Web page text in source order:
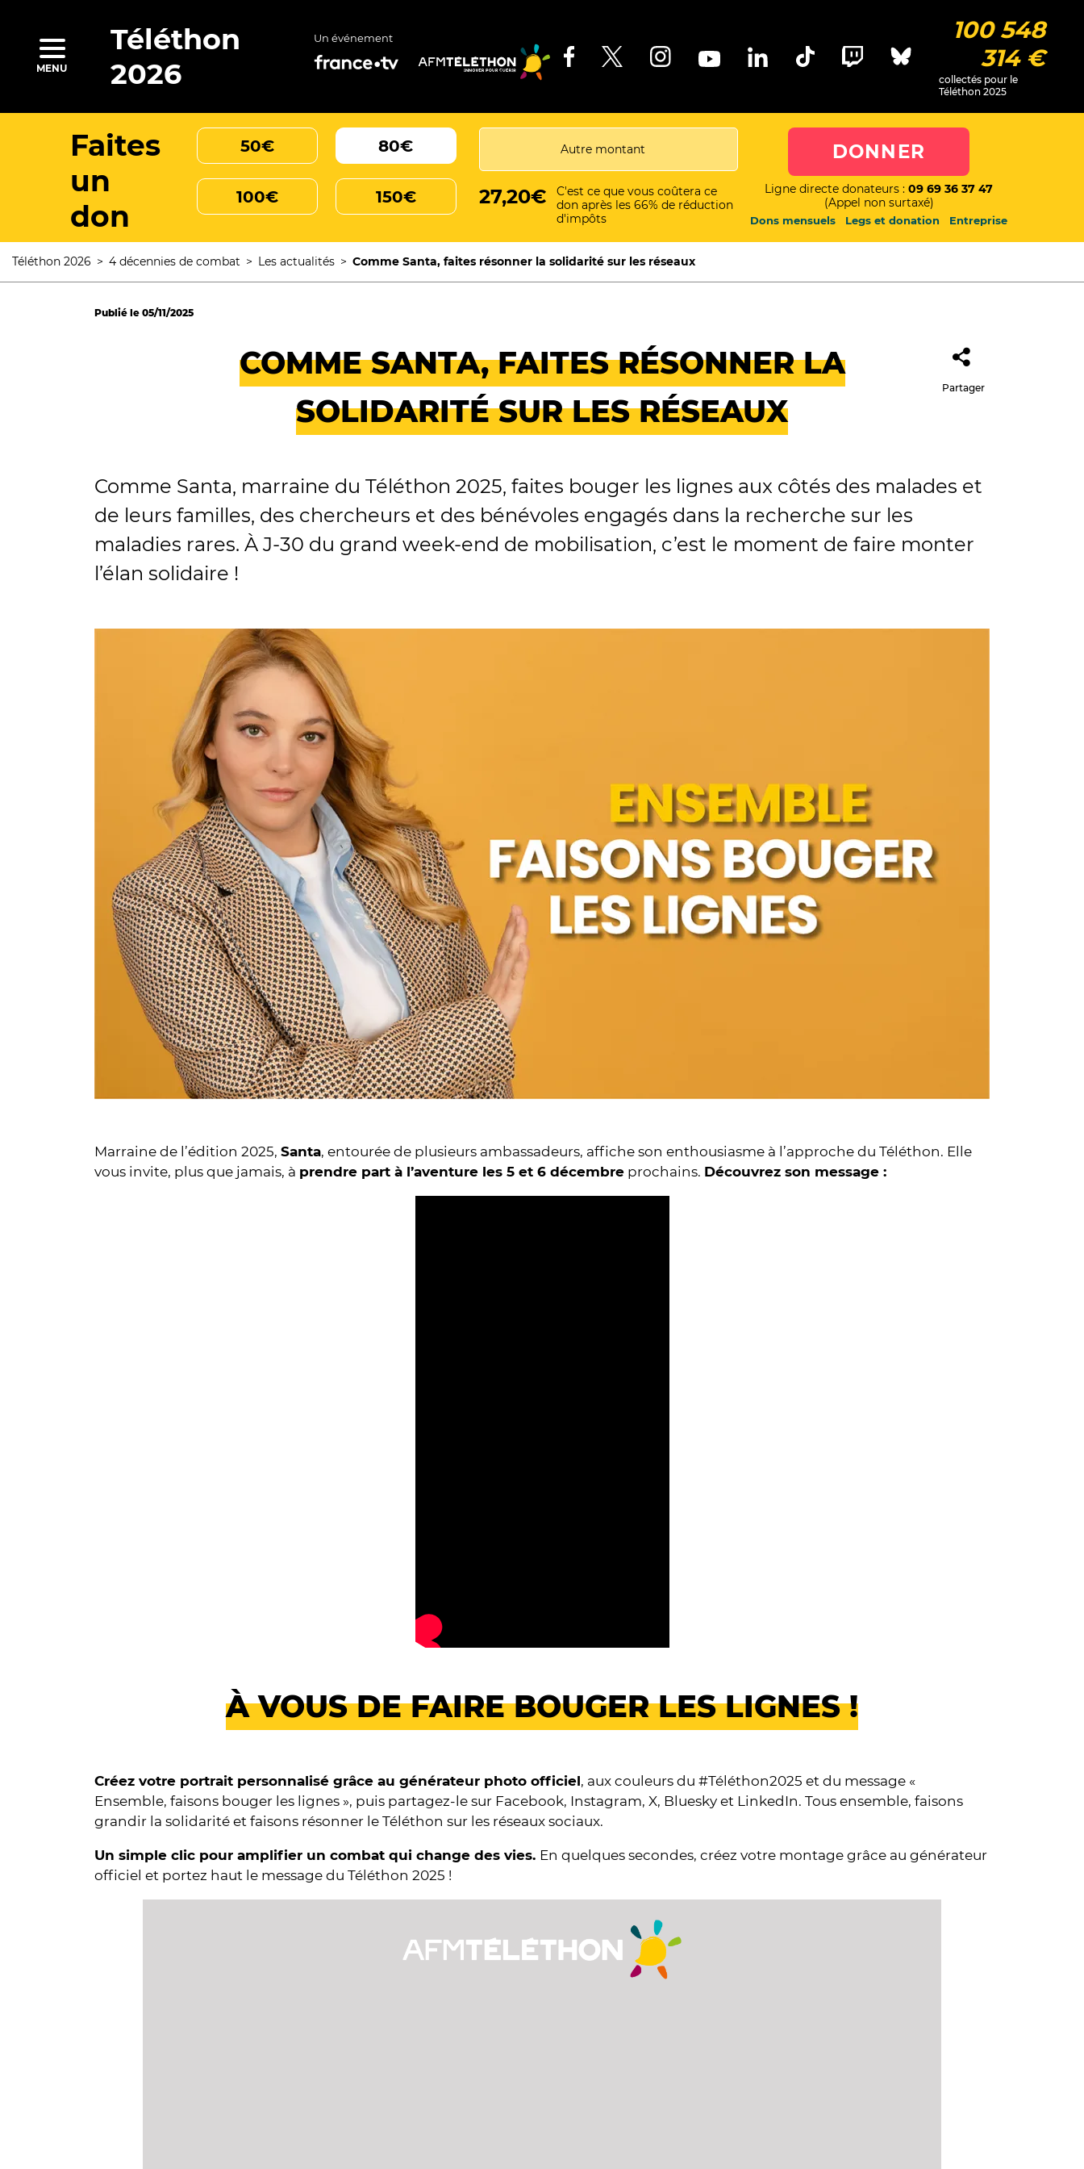
MENU
Téléthon
2026
Un événement
100 548
314 €
collectés pour le
Téléthon 2025
Faites
un
don
50€ 80€
100€ 150€ 27,20€
C'est ce que vous coûtera ce
don après les 66% de réduction
d'impôts
DONNER
Ligne directe donateurs : 09 69 36 37 47
(Appel non surtaxé)
Dons mensuels Legs et donation Entreprise
d'Ariane
Téléthon 2026 4 décennies de combat Les actualités Comme Santa, faites résonner la solidarité sur les réseaux
Publié le 05/11/2025
Partager
COMME SANTA, FAITES RÉSONNER LA
SOLIDARITÉ SUR LES RÉSEAUX
Comme Santa, marraine du Téléthon 2025, faites bouger les lignes aux côtés des malades et
de leurs familles, des chercheurs et des bénévoles engagés dans la recherche sur les
maladies rares. À J-30 du grand week-end de mobilisation, c’est le moment de faire monter
l’élan solidaire !
Marraine de l’édition 2025, Santa, entourée de plusieurs ambassadeurs, affiche son enthousiasme à l’approche du Téléthon. Elle
vous invite, plus que jamais, à prendre part à l’aventure les 5 et 6 décembre prochains. Découvrez son message :
À VOUS DE FAIRE BOUGER LES LIGNES !
Créez votre portrait personnalisé grâce au générateur photo officiel, aux couleurs du #Téléthon2025 et du message «
Ensemble, faisons bouger les lignes », puis partagez-le sur Facebook, Instagram, X, Bluesky et LinkedIn. Tous ensemble, faisons
grandir la solidarité et faisons résonner le Téléthon sur les réseaux sociaux.
Un simple clic pour amplifier un combat qui change des vies. En quelques secondes, créez votre montage grâce au générateur
officiel et portez haut le message du Téléthon 2025 !